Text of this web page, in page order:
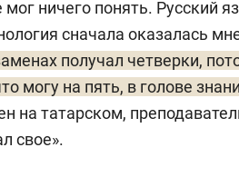
мог ничего понять. Русский
сначала оказалась
получал четверки,
могу на пять, в голове
на татарском,
свое».